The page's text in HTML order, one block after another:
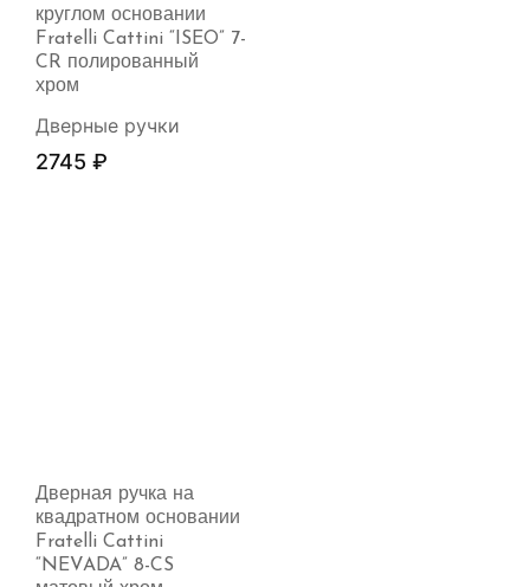
круглом основании
Fratelli Cattini “ISEO” 7-
CR полированный
хром
Дверные ручки
2745 ₽
Дверная ручка на
квадратном основании
Fratelli Cattini
“NEVADA” 8-CS